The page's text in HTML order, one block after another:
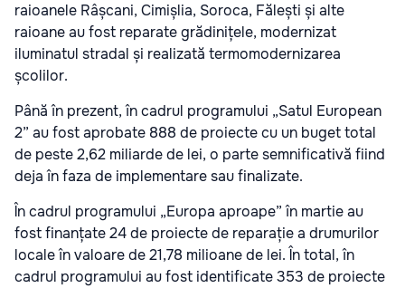
raioanele Râșcani, Cimișlia, Soroca, Fălești și alte
raioane au fost reparate grădinițele, modernizat
iluminatul stradal și realizată termomodernizarea
școlilor.
Până în prezent, în cadrul programului „Satul European
2” au fost aprobate 888 de proiecte cu un buget total
de peste 2,62 miliarde de lei, o parte semnificativă fiind
deja în faza de implementare sau finalizate.
În cadrul programului „Europa aproape” în martie au
fost finanțate 24 de proiecte de reparație a drumurilor
locale în valoare de 21,78 milioane de lei. În total, în
cadrul programului au fost identificate 353 de proiecte